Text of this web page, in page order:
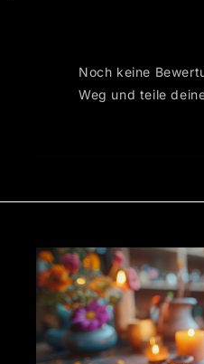
Noch keine
Weg und teile